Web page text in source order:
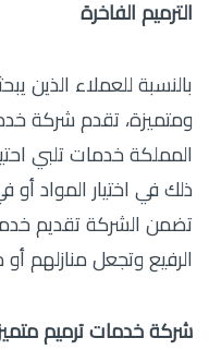
الترميم الفاخرة
بالنسبة للعملاء الذين
ومتميزة، تقدم شركة
المملكة خدمات تلبي
ذلك في اختيار المواد أو
تضمن الشركة تقديم
الرفيع وتجعل منازلهم
شركة خدمات ترميم